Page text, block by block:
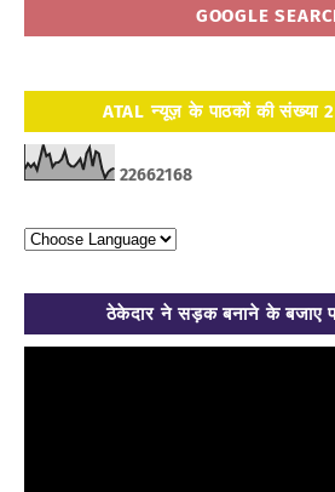
GOOGLE
ATAL न्यूज़ के पाठकों की संख्या
22662168
ठेकेदार ने सड़क बनाने के बजाए